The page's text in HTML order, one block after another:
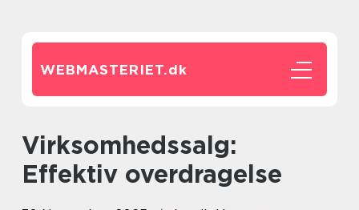
WEBMASTERIET.dk
Virksomhedssalg:
Effektiv overdragelse